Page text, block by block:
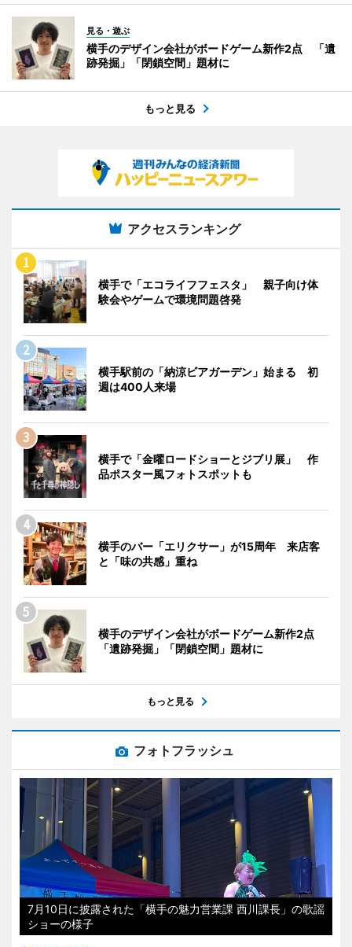
見る・遊ぶ
横手のデザイン会社がボードゲーム新作2点 「遺
跡発掘」「閉鎖空間」題材に
もっと見る
アクセスランキング
横手で「エコライフフェスタ」 親子向け体
験会やゲームで環境問題啓発
横手駅前の「納涼ビアガーデン」始まる 初
週は400人来場
横手で「金曜ロードショーとジブリ展」 作
品ポスター風フォトスポットも
横手のバー「エリクサー」が15周年 来店客
と「味の共感」重ね
横手のデザイン会社がボードゲーム新作2点
「遺跡発掘」「閉鎖空間」題材に
もっと見る
フォトフラッシュ
7月10日に披露された「横手の魅力営業課 西川課長」の歌謡
ショーの様子